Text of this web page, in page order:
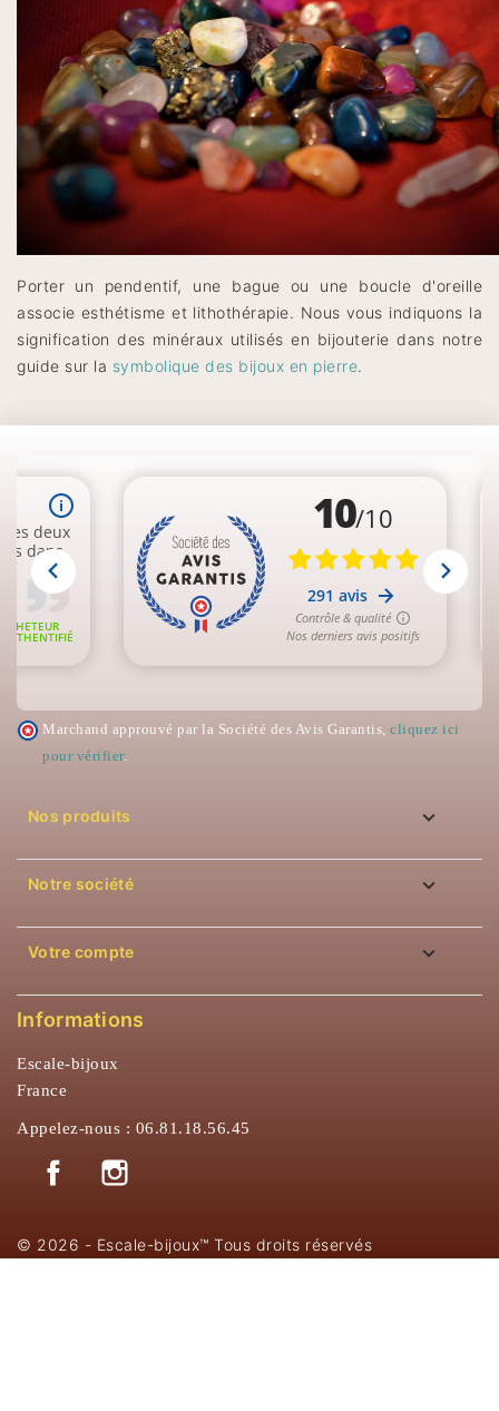
Porter un pendentif, une bague ou une boucle d'oreille
associe esthétisme et lithothérapie. Nous vous indiquons la
signification des minéraux utilisés en bijouterie dans notre
guide sur la symbolique des bijoux en pierre.
Marchand approuvé par la Société des Avis Garantis, cliquez ici
pour vérifier.
Nos produits 
Notre société 
Votre compte 
Informations
Escale-bijoux
France
Appelez-nous : 06.81.18.56.45
Facebook
© 2026 - Escale-bijoux™ Tous droits réservés